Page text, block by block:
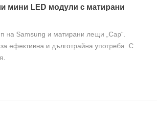
мини LED модули с матирани
на Samsung и матирани лещи „Cap“.
ефективна и дълготрайна употреба. С